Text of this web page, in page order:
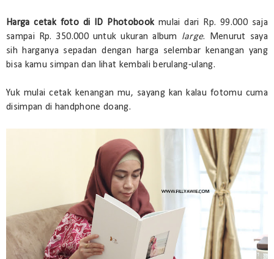
Harga cetak foto di ID Photobookmulai dari Rp. 99.000 saja
sampai Rp. 350.000 untuk ukuran album large. Menurut saya
sih harganya sepadan dengan harga selembar kenangan yang
bisa kamu simpan dan lihat kembali berulang-ulang.
Yuk mulai cetak kenangan mu, sayang kan kalau fotomu cuma
disimpan di handphone doang.